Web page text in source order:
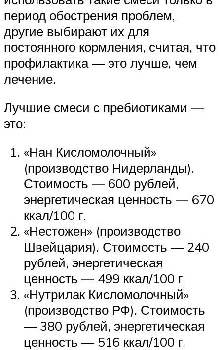
период обострения проблем,
другие выбирают их для
постоянного кормления, считая, что
профилактика — это лучше, чем
лечение.
Лучшие смеси с пребиотиками —
это:
«Нан Кисломолочный»
(производство Нидерланды).
Стоимость — 600 рублей,
энергетическая ценность — 670
ккал/100 г.
«Нестожен» (производство
Швейцария). Стоимость — 240
рублей, энергетическая
ценность — 499 ккал/100 г.
«Нутрилак Кисломолочный»
(производство РФ). Стоимость
— 380 рублей, энергетическая
ценность — 516 ккал/100 г.